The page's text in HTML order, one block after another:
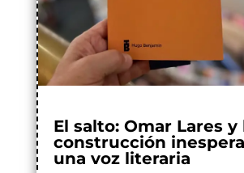
El salto: Omar Lares y
construcción
una voz literaria